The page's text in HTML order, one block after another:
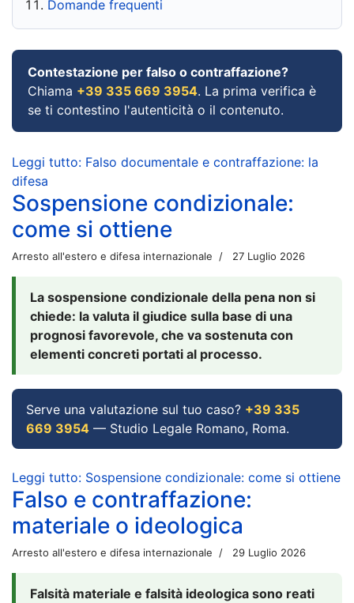
Domande frequenti
Contestazione per falso o contraffazione?
Chiama +39 335 669 3954. La prima verifica è
se ti contestino l'autenticità o il contenuto.
Leggi tutto: Falso documentale e contraffazione: la
difesa
Sospensione condizionale:
come si ottiene
Arresto all'estero e difesa internazionale 27 Luglio 2026
La sospensione condizionale della pena non si
chiede: la valuta il giudice sulla base di una
prognosi favorevole, che va sostenuta con
elementi concreti portati al processo.
Serve una valutazione sul tuo caso? +39 335
669 3954 — Studio Legale Romano, Roma.
Leggi tutto: Sospensione condizionale: come si ottiene
Falso e contraffazione:
materiale o ideologica
Arresto all'estero e difesa internazionale 29 Luglio 2026
Falsità materiale e falsità ideologica sono reati